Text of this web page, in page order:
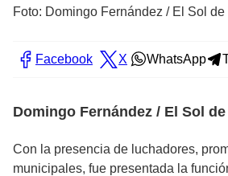
Foto: Domingo Fernández / El Sol de
Facebook X WhatsApp
Domingo Fernández / El Sol
Con la presencia de luchadores,
municipales, fue presentada la